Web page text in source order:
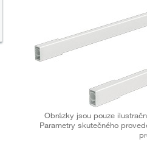
Obrázky jsou pouze
Parametry skutečného